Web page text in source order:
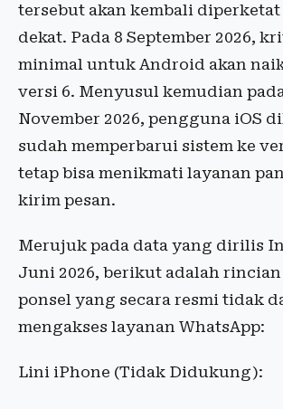
tersebut akan kembali
dekat. Pada 8 September 2026,
minimal untuk Android akan
versi 6. Menyusul kemudian
November 2026, pengguna iOS
sudah memperbarui sistem ke
tetap bisa menikmati layanan
kirim pesan.
Merujuk pada data yang dirilis
Juni 2026, berikut adalah
ponsel yang secara resmi tidak
mengakses layanan WhatsApp:
Lini iPhone (Tidak Didukung):